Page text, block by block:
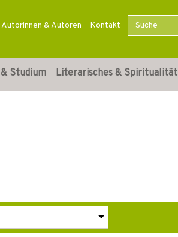
Autorinnen & Autoren Kontakt
Studium Literarisches & Spiritualität